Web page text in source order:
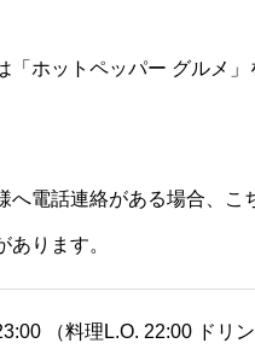
ホットペッパー グルメ」
へ電話連絡がある場合、こ
あります。
（料理L.O. 22:00 ドリ